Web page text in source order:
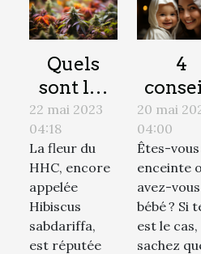
Quels
sont les
bienfaits
de la
fleur du
HHC?
22 mai 2023
04:18
La fleur du
HHC, encore
appelée
Hibiscus
sabdariffa,
est réputée
4
pour
soin de
peau
bébé
20 mai
04:00
Êtes-vous
enceinte
avez-
bébé ? Si
est le cas,
sachez